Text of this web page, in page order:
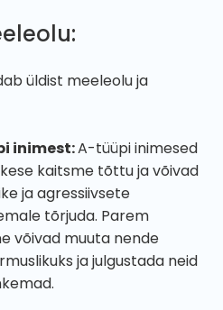
üldist meeleolu ja
inimest:A-tüüpi inimesed
kaitsme tõttu ja võivad
ja agressiivsete
tõrjuda. Parem
võivad muuta nende
ja julgustada neid